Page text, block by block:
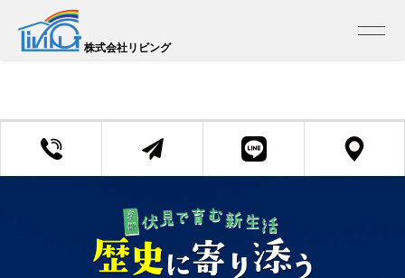
株式会社リビング